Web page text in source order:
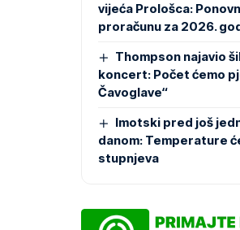
vijeća Prološca:
proračunu za 2026.
Thompson najavio
koncert: Počet ćemo
Čavoglave“
Imotski pred još
danom: Temperature
stupnjeva